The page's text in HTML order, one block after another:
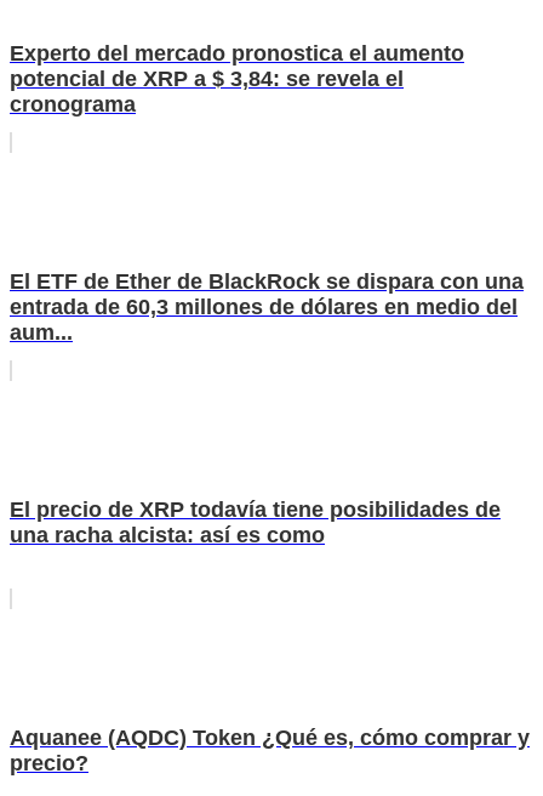
Experto del mercado pronostica el aumento
potencial de XRP a $ 3,84: se revela el
cronograma
El ETF de Ether de BlackRock se dispara con una
entrada de 60,3 millones de dólares en medio del
aum...
El precio de XRP todavía tiene posibilidades de
una racha alcista: así es como
Aquanee (AQDC) Token ¿Qué es, cómo comprar y
precio?